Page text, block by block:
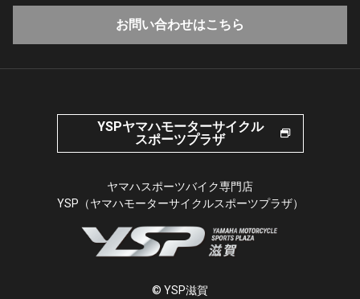
お問い合わせはこちら
YSPヤマハモーターサイクル
スポーツプラザ
ヤマハスポーツバイク専門店
YSP（ヤマハモーターサイクルスポーツプラザ）
© YSP滋賀